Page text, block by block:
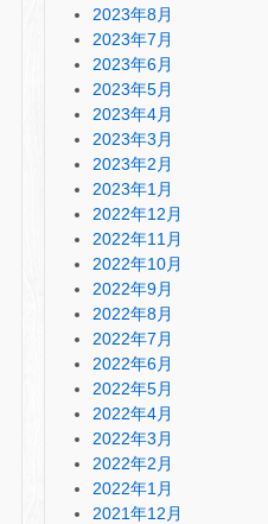
2023年8月
2023年7月
2023年6月
2023年5月
2023年4月
2023年3月
2023年2月
2023年1月
2022年12月
2022年11月
2022年10月
2022年9月
2022年8月
2022年7月
2022年6月
2022年5月
2022年4月
2022年3月
2022年2月
2022年1月
2021年12月